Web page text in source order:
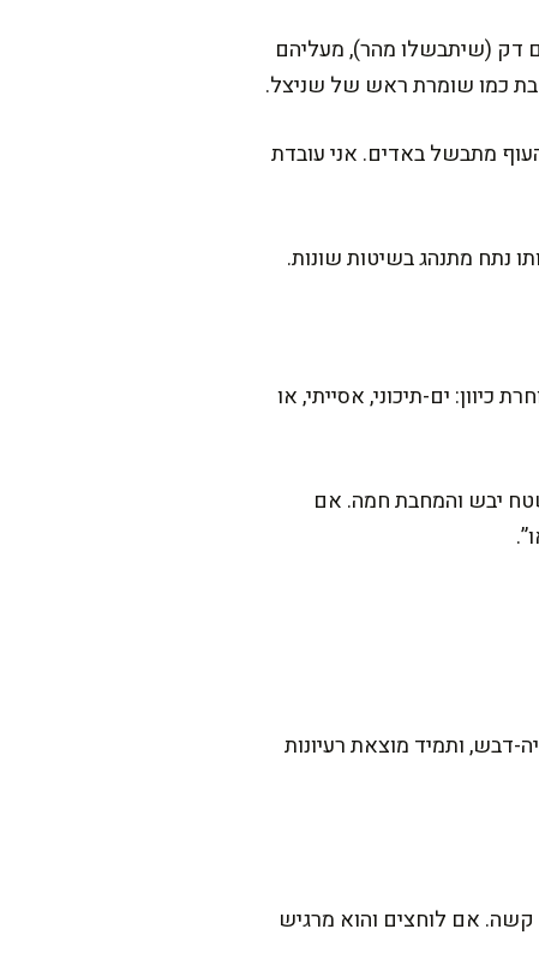
דק (שיתבשלו מהר), מעליהם
כמו שומרת ראש של שניצל.
מתבשל באדים. אני עובדת
נתח מתנהג בשיטות שונות.
ים-תיכוני, אסייתי, או
יבש והמחבת חמה. אם
דבש, ותמיד מוצאת רעיונות
קשה. אם לוחצים והוא מרגיש